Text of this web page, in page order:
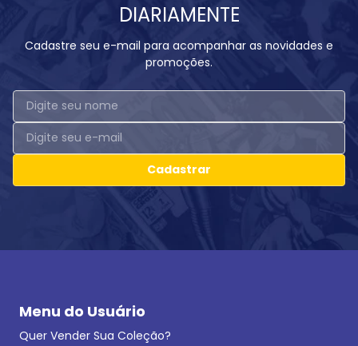
DIARIAMENTE
Cadastre seu e-mail para acompanhar as novidades e
promoções.
Cadastrar
Menu do Usuário
Quer Vender Sua Coleção?